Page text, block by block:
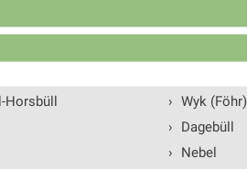
(Sylt)
› Wyk (Föhr)
›
Dagebüll
›
Nebel